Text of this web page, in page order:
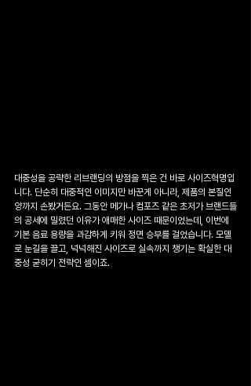
대중성을 공략한 리브랜딩의 방점을 찍은 건 바로 사이즈혁명입
니다. 단순히 대중적인 이미지만 바꾼게 아니라, 제품의 본질인
양까지 손봤거든요. 그동안 메가나 컴포즈 같은 초저가 브랜드들
의 공세에 밀렸던 이유가 애매한 사이즈 때문이었는데, 이번에
기본 음료 용량을 과감하게 키워 정면 승부를 걸었습니다. 모델
로 눈길을 끌고, 넉넉해진 사이즈로 실속까지 챙기는 확실한 대
중성 굳히기 전략인 셈이죠.